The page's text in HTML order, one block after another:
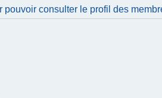
consulter le profil des